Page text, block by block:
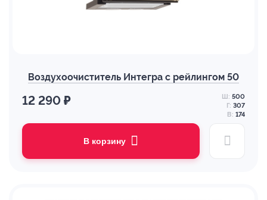
Воздухоочиститель Интегра с рейлингом 50
12 290 ₽ Ш: 500
Г: 307
В: 174
В корзину